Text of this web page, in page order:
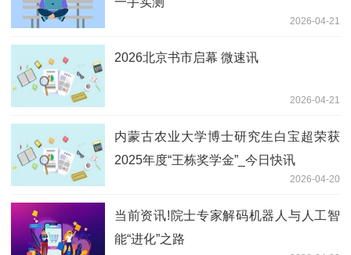
2026-04-21
2026北京书市启幕 微速讯
2026-04-21
内蒙古农业大学博士研究生白宝超荣获
2025年度“王栋奖学金”_今日快讯
2026-04-20
当前资讯!院士专家解码机器人与人工智
能“进化”之路